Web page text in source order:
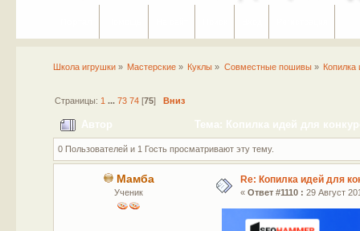
Школа игрушки» Мастерские » Куклы » Совместные пошивы»
Страницы: 1 ... 73 74[75] Вниз
Автор Тема: Копилка идей для
0 Пользователей и 1 Гость просматривают эту тему.
Мамба
Ученик
Re: Копилка идей для
« Ответ #1110 : 29 Август